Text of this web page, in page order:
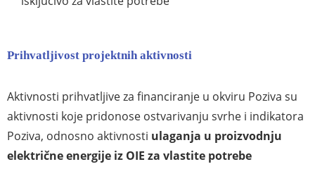
Prihvatljivost projektnih aktivnosti
Aktivnosti prihvatljive za financiranje u okviru Poziva su
aktivnosti koje pridonose ostvarivanju svrhe i indikatora
Poziva, odnosno aktivnosti ulaganja u proizvodnju
električne energije iz OIE za vlastite potrebe